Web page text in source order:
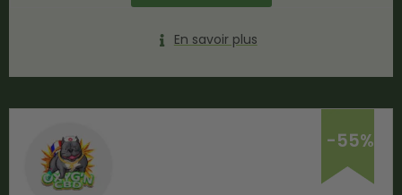
En savoir plus
-55%